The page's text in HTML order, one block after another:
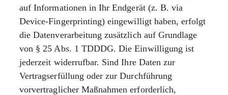
auf Informationen in Ihr Endgerät (z. B. via
Device-Fingerprinting) eingewilligt haben, erfolgt
die Datenverarbeitung zusätzlich auf Grundlage
von § 25 Abs. 1 TDDDG. Die Einwilligung ist
jederzeit widerrufbar. Sind Ihre Daten zur
Vertragserfüllung oder zur Durchführung
vorvertraglicher Maßnahmen erforderlich,